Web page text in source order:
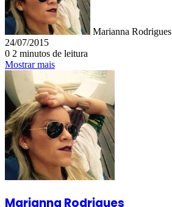
Marianna Rodrigues
24/07/2015
0 2 minutos de leitura
Mostrar mais
Marianna Rodrigues